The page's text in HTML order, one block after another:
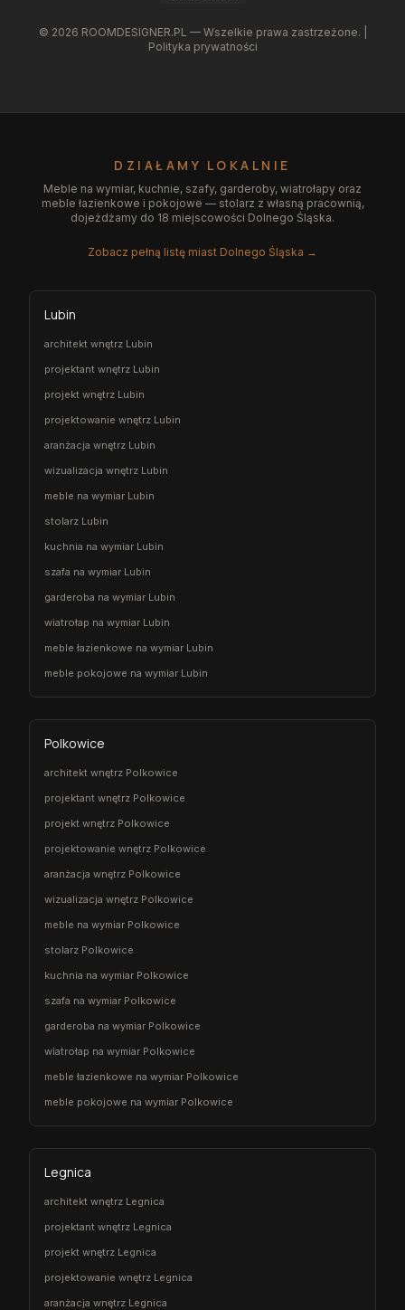
© 2026 ROOMDESIGNER.PL — Wszelkie prawa zastrzeżone. |
Polityka prywatności
DZIAŁAMY LOKALNIE
Meble na wymiar, kuchnie, szafy, garderoby, wiatrołapy oraz
meble łazienkowe i pokojowe — stolarz z własną pracownią,
dojeżdżamy do 18 miejscowości Dolnego Śląska.
Zobacz pełną listę miast Dolnego Śląska →
Lubin
architekt wnętrz Lubin
projektant wnętrz Lubin
projekt wnętrz Lubin
projektowanie wnętrz Lubin
aranżacja wnętrz Lubin
wizualizacja wnętrz Lubin
meble na wymiar Lubin
stolarz Lubin
kuchnia na wymiar Lubin
szafa na wymiar Lubin
garderoba na wymiar Lubin
wiatrołap na wymiar Lubin
meble łazienkowe na wymiar Lubin
meble pokojowe na wymiar Lubin
Polkowice
architekt wnętrz Polkowice
projektant wnętrz Polkowice
projekt wnętrz Polkowice
projektowanie wnętrz Polkowice
aranżacja wnętrz Polkowice
wizualizacja wnętrz Polkowice
meble na wymiar Polkowice
stolarz Polkowice
kuchnia na wymiar Polkowice
szafa na wymiar Polkowice
garderoba na wymiar Polkowice
wiatrołap na wymiar Polkowice
meble łazienkowe na wymiar Polkowice
meble pokojowe na wymiar Polkowice
Legnica
architekt wnętrz Legnica
projektant wnętrz Legnica
projekt wnętrz Legnica
projektowanie wnętrz Legnica
aranżacja wnętrz Legnica